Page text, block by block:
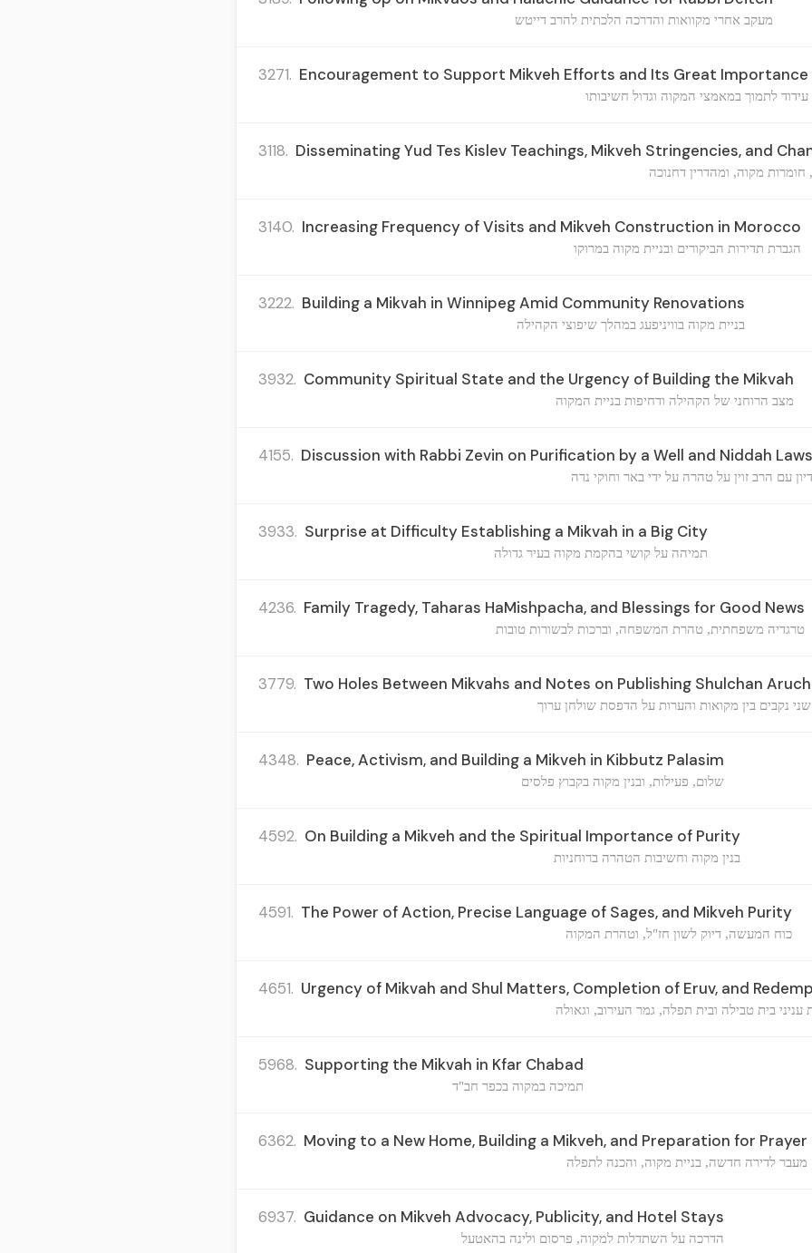
מעקב אחרי מקוואות והדרכה הלכתית להרב דייטש
3271. Encouragement to Support Mikveh Efforts and Its Great Importance
עידוד לתמוך במאמצי המקוה וגדול חשיבותו
3118. Disseminating Yud Tes Kislev Teachings, Mikveh Stringencies, and
מקוה, ומהדרין דחנוכה
3140. Increasing Frequency of Visits and Mikveh Construction in Morocco
הגברת תדירות הביקורים ובניית מקוה במרוקו
3222. Building a Mikvah in Winnipeg Amid Community Renovations
בניית מקוה בוויניפעג במהלך שיפוצי הקהילה
3932. Community Spiritual State and the Urgency of Building the Mikvah
מצב הרוחני של הקהילה ודחיפות בניית המקוה
4155. Discussion with Rabbi Zevin on Purification by a Well and Niddah Laws
דיון עם הרב זוין על טהרה על ידי באר וחוקי נדה
3933. Surprise at Difficulty Establishing a Mikvah in a Big City
תמיהה על קושי בהקמת מקוה בעיר גדולה
4236. Family Tragedy, Taharas HaMishpacha, and Blessings for Good News
טרגדיה משפחתית, טהרת המשפחה, וברכות לבשורות טובות
3779. Two Holes Between Mikvahs and Notes on Publishing Shulchan Aruch
שני נקבים בין מקואות והערות על הדפסת שולחן ערוך
4348. Peace, Activism, and Building a Mikveh in Kibbutz Palasim
שלום, פעילות, ובנין מקוה בקבוץ פלסים
4592. On Building a Mikveh and the Spiritual Importance of Purity
בנין מקוה וחשיבות הטהרה ברוחניות
4591. The Power of Action, Precise Language of Sages, and Mikveh Purity
כוח המעשה, דיוק לשון חז"ל, וטהרת המקוה
4651. Urgency of Mikvah and Shul Matters, Completion of Eruv, and
עניני בית טבילה ובית תפלה, גמר העירוב, וגאולה
5968. Supporting the Mikvah in Kfar Chabad
תמיכה במקוה בכפר חב"ד
6362. Moving to a New Home, Building a Mikveh, and Preparation for Prayer
מעבר לדירה חדשה, בניית מקוה, והכנה לתפלה
6937. Guidance on Mikveh Advocacy, Publicity, and Hotel Stays
הדרכה על השתדלות למקוה, פרסום ולינה בהאטעל